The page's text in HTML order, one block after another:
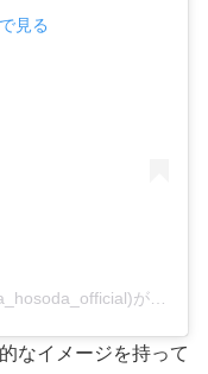
見る
なイメージを持って